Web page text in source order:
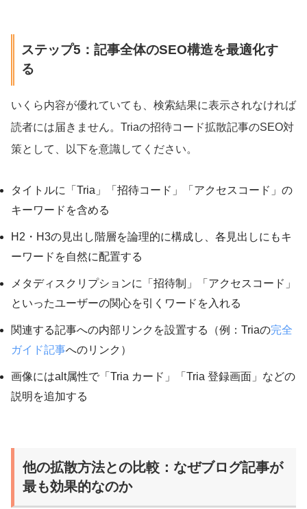
ステップ5：記事全体のSEO構造を最適化す
る
いくら内容が優れていても、検索結果に表示されなければ
読者には届きません。Triaの招待コード拡散記事のSEO対
策として、以下を意識してください。
タイトルに「Tria」「招待コード」「アクセスコード」の
キーワードを含める
H2・H3の見出し階層を論理的に構成し、各見出しにもキ
ーワードを自然に配置する
メタディスクリプションに「招待制」「アクセスコード」
といったユーザーの関心を引くワードを入れる
関連する記事への内部リンクを設置する（例：Triaの完全
ガイド記事へのリンク）
画像にはalt属性で「Tria カード」「Tria 登録画面」などの
説明を追加する
他の拡散方法との比較：なぜブログ記事が
最も効果的なのか